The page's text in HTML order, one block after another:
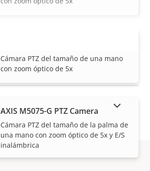
VISUALIZAR MÁS
Cámara PTZ del tamaño de una mano
con zoom óptico de 5x
AXIS M5075-G PTZ Camera
Cámara PTZ del tamaño de la palma de
una mano con zoom óptico de 5x y E/S
inalámbrica